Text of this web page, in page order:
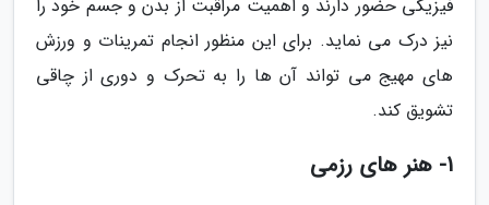
فیزیکی حضور دارند و اهمیت مراقبت از بدن و جسم خود را
نیز درک می نماید. برای این منظور انجام تمرینات و ورزش
های مهیج می تواند آن ها را به تحرک و دوری از چاقی
تشویق کند.
1- هنر های رزمی